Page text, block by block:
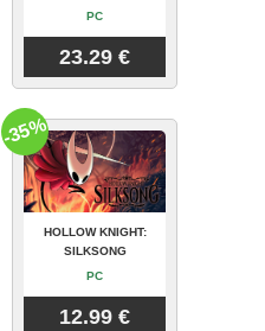
PC
23.29 €
HOLLOW KNIGHT:
SILKSONG
PC
12.99 €
-35%